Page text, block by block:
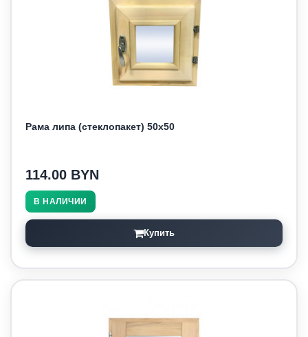
Рама липа (стеклопакет) 50х50
114.00 BYN
В НАЛИЧИИ
Купить